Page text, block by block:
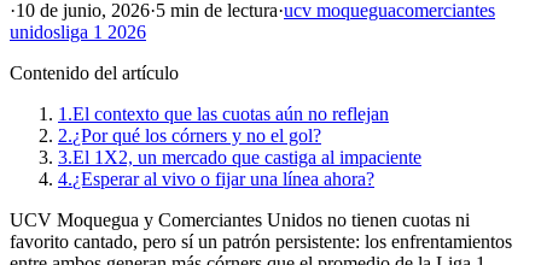
·10 de junio, 2026·5 min de lectura·ucv moqueguacomerciantes
unidosliga 1 2026
Contenido del artículo
1.El contexto que las cuotas aún no reflejan
2.¿Por qué los córners y no el gol?
3.El 1X2, un mercado que castiga al impaciente
4.¿Esperar al vivo o fijar una línea ahora?
UCV Moquegua y Comerciantes Unidos no tienen cuotas ni
favorito cantado, pero sí un patrón persistente: los enfrentamientos